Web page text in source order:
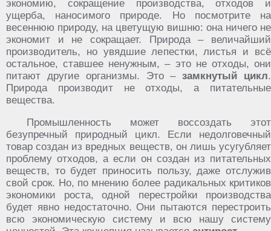
экономию, сокращение производства, отходов и
ущерба, наносимого природе. Но посмотрите на
весеннюю природу, на цветущую вишню: она ничего не
экономит и не сокращает. Природа – величайший
производитель, но увядшие лепестки, листья и всё
остальное, ставшее ненужным, – это не отходы, они
питают другие организмы. Это –замкнутый цикл.
Природа производит не отходы, а питательные
вещества.
Промышленность может воссоздать этот
безупречный природный цикл. Если недолговечный
товар создан из вредных веществ, он лишь усугубляет
проблему отходов, а если он создан из питательных
веществ, то будет приносить пользу, даже отслужив
свой срок. Но, по мнению более радикальных критиков
экономики роста, одной перестройки производства
будет явно недостаточно. Они пытаются перестроить
всю экономическую систему и всю нашу систему